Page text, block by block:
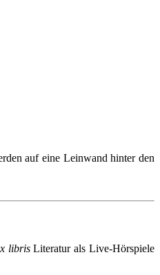
auf eine Leinwand hinter den
librisLiteratur als Live-Hörspiele